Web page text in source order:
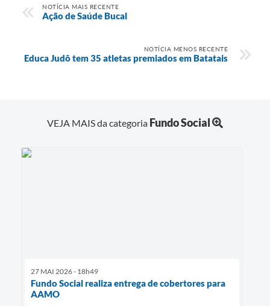
NOTÍCIA MAIS RECENTE
Ação de Saúde Bucal
NOTÍCIA MENOS RECENTE
Educa Judô tem 35 atletas premiados em Batatais
VEJA MAIS da categoria Fundo Social
27 MAI 2026 - 18h49
Fundo Social realiza entrega de cobertores para
AAMO